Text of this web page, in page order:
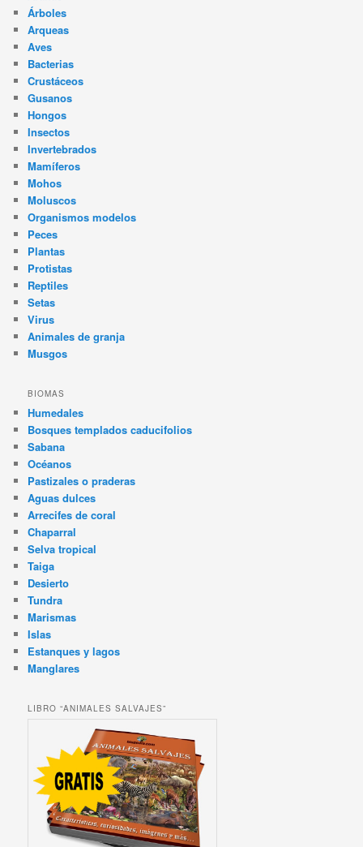
Árboles
Arqueas
Aves
Bacterias
Crustáceos
Gusanos
Hongos
Insectos
Invertebrados
Mamíferos
Mohos
Moluscos
Organismos modelos
Peces
Plantas
Protistas
Reptiles
Setas
Virus
Animales de granja
Musgos
BIOMAS
Humedales
Bosques templados caducifolios
Sabana
Océanos
Pastizales o praderas
Aguas dulces
Arrecifes de coral
Chaparral
Selva tropical
Taiga
Desierto
Tundra
Marismas
Islas
Estanques y lagos
Manglares
LIBRO “ANIMALES SALVAJES”